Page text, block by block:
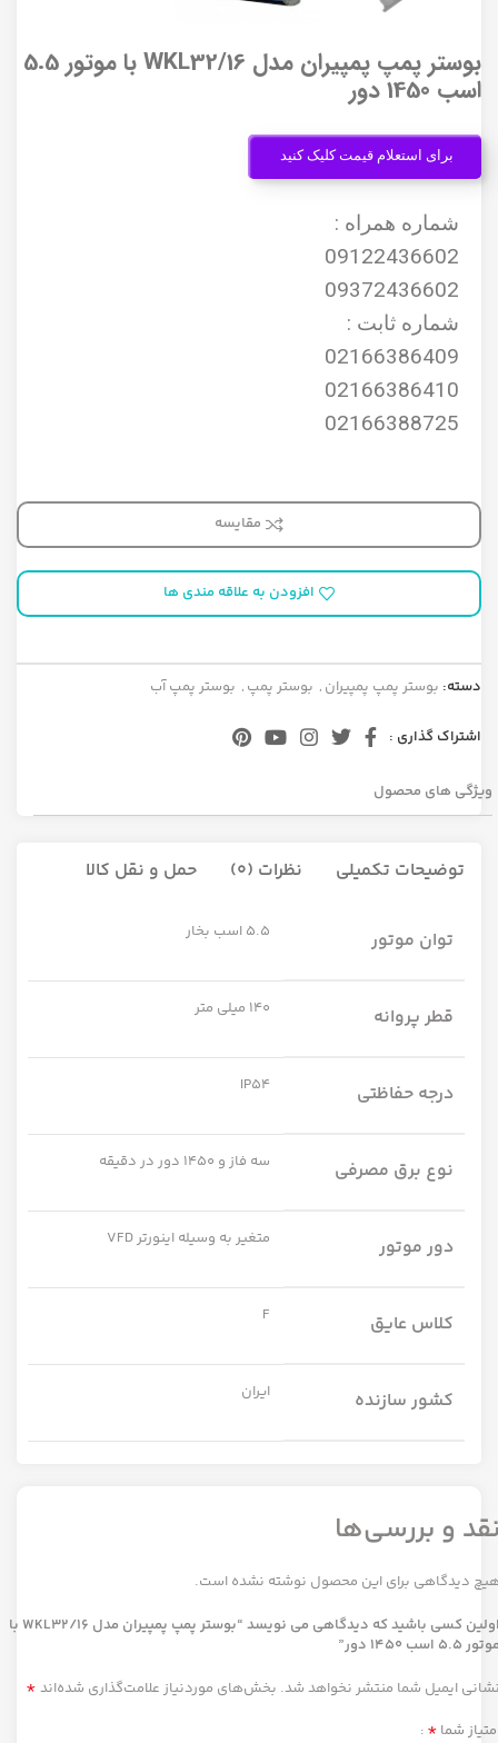
بوستر پمپ پمپیران مدل WKL32/16 با موتور 5.5
اسب 1450 دور
برای استعلام قیمت کلیک کنید
شماره همراه :
09122436602
09372436602
شماره ثابت :
02166386409
02166386410
02166388725
مقایسه
افزودن به علاقه مندی ها
دسته: بوستر پمپ پمپیران , بوستر پمپ , بوستر پمپ آب
اشتراک گذاری :
ویژگی های محصول
توضیحات تکمیلی نظرات (0) حمل و نقل کالا
توان موتور 5.5 اسب بخار
قطر پروانه 140 میلی متر
درجه حفاظتی IP54
نوع برق مصرفی سه فاز و 1450 دور در دقیقه
دور موتور متغیر به وسیله اینورتر VFD
کلاس عایق F
کشور سازنده ایران
و بررسی‌ها
دیدگاهی برای این محصول نوشته نشده است.
اولین کسی باشید که دیدگاهی می نویسد “بوستر پمپ پمپیران مدل WKL32/16 با
5.5 اسب 1450 دور”
ایمیل شما منتشر نخواهد شد. بخش‌های موردنیاز علامت‌گذاری شده‌اند *
شما *